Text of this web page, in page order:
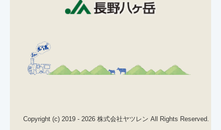
Copyright (c) 2019 - 2026 株式会社ヤツレン All Rights Reserved.